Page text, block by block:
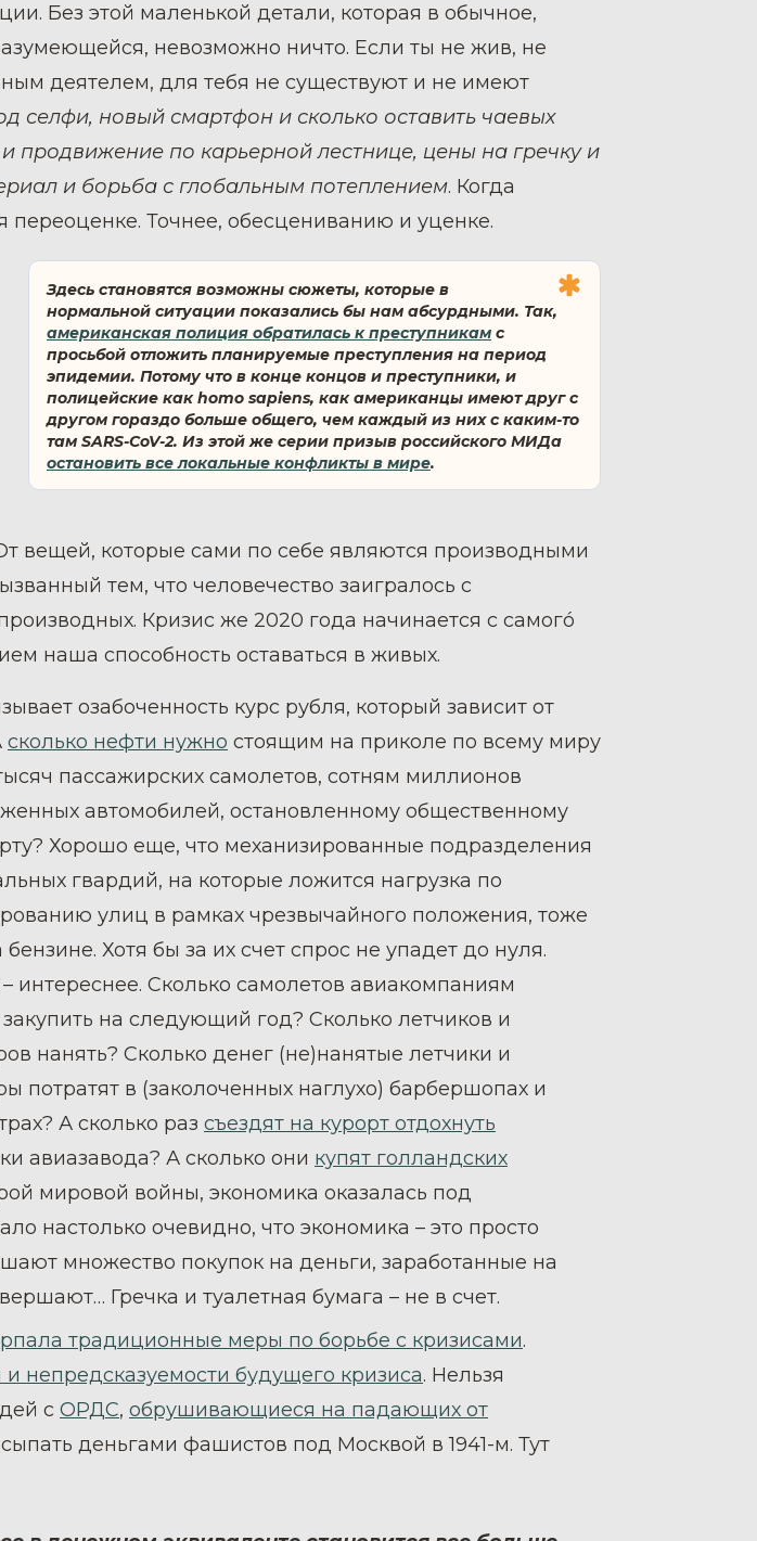
Без этой маленькой детали, которая в обычное,
невозможно ничто. Если ты не жив, не
деятелем, для тебя не существуют и не имеют
селфи, новый смартфон и сколько оставить чаевых
продвижение по карьерной лестнице, цены на гречку и
и борьба с глобальным потеплением. Когда
переоценке. Точнее, обесцениванию и уценке.
Здесь становятся возможны сюжеты, которые в
нормальной ситуации показались бы нам абсурдными. Так,
американская полиция обратилась к преступникам с
просьбой отложить планируемые преступления на период
эпидемии. Потому что в конце концов и преступники, и
полицейские как homo sapiens, как американцы имеют друг с
другом гораздо больше общего, чем каждый из них с каким-то
там SARS-CoV-2. Из этой же серии призыв российского МИДа
остановить все локальные конфликты в мире.
вещей, которые сами по себе являются производными
тем, что человечество заигралось с
Кризис же 2020 года начинается с самогó
наша способность оставаться в живых.
озабоченность курс рубля, который зависит от
сколько нефти нужно стоящим на приколе по всему миру
пассажирских самолетов, сотням миллионов
автомобилей, остановленному общественному
Хорошо еще, что механизированные подразделения
гвардий, на которые ложится нагрузка по
улиц в рамках чрезвычайного положения, тоже
бензине. Хотя бы за их счет спрос не упадет до нуля.
интереснее. Сколько самолетов авиакомпаниям
на следующий год? Сколько летчиков и
нанять? Сколько денег (не)нанятые летчики и
потратят в (заколоченных наглухо) барбершопах и
А сколько раз съездят на курорт отдохнуть
авиазавода? А сколько они купят голландских
мировой войны, экономика оказалась под
настолько очевидно, что экономика – это просто
множество покупок на деньги, заработанные на
Гречка и туалетная бумага – не в счет.
традиционные меры по борьбе с кризисами.
и непредсказуемости будущего кризиса. Нельзя
с ОРДС, обрушивающиеся на падающих от
деньгами фашистов под Москвой в 1941-м. Тут